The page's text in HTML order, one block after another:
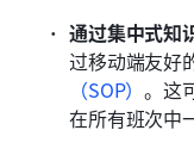
通过集中式知
过移动端友好
（SOP）。这
在所有班次中